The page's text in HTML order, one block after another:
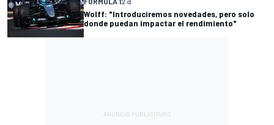
Wolff: "Introduciremos novedades, pero solo
donde puedan impactar el rendimiento"